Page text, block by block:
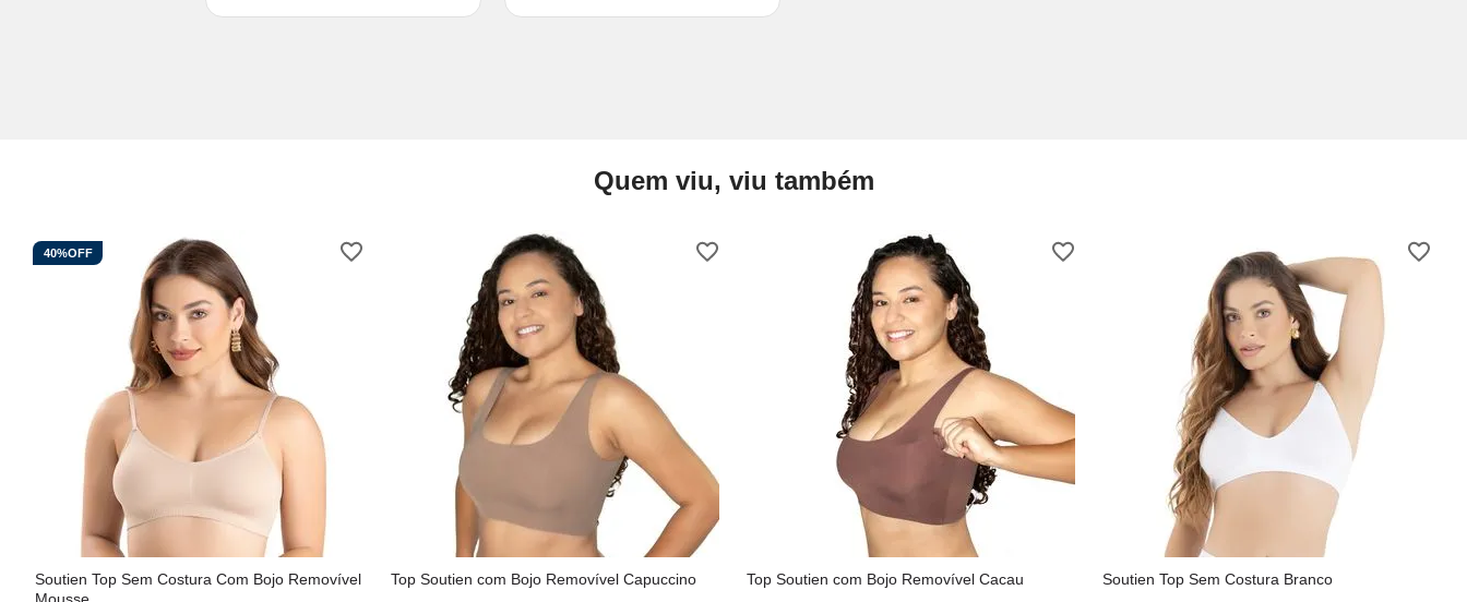
Quem viu, viu também
40%OFF
Soutien Top Sem Costura Com Bojo Removível
Top Soutien com Bojo Removível Capuccino Top Soutien com Bojo Removível Cacau Soutien Top Sem Costura Branco